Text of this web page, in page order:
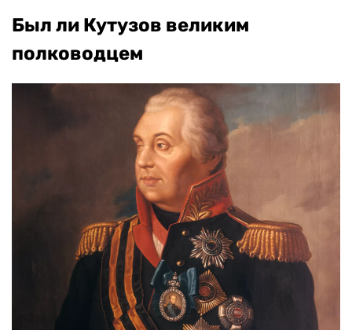
Был ли Кутузов великим
полководцем